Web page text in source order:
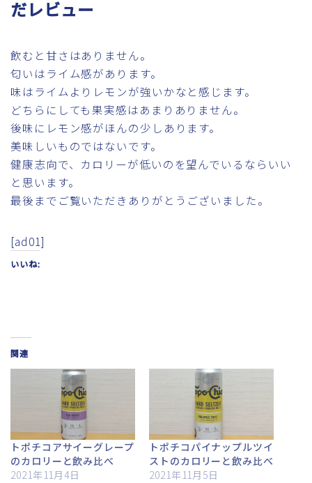
だレビュー
飲むと甘さはありません。
匂いはライム感があります。
味はライムよりレモンが強いかなと感じます。
どちらにしても果実感はあまりありません。
後味にレモン感がほんの少しあります。
美味しいものではないです。
健康志向で、カロリーが低いのを望んでいるならいい
と思います。
最後までご覧いただきありがとうございました。
[ad01]
いいね:
関連
トポチコアサイーグレープ
のカロリーと飲み比べ
2021年11月4日
トポチコパイナップルツイ
ストのカロリーと飲み比べ
2021年11月5日